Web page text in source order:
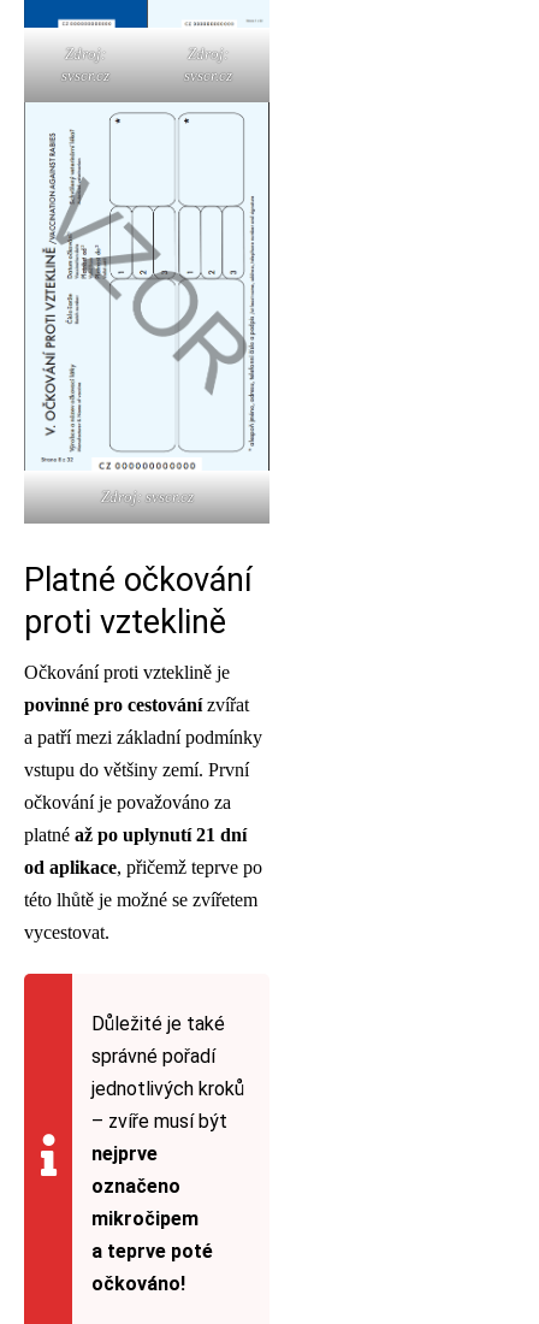
Zdroj:
svscr.cz
Zdroj:
svscr.cz
Zdroj: svscr.cz
Platné očkování
proti vzteklině
Očkování proti vzteklině je
povinné pro cestovánízvířat
a patří mezi základní podmínky
vstupu do většiny zemí. První
očkování je považováno za
platné až po uplynutí 21 dní
od aplikace, přičemž teprve po
této lhůtě je možné se zvířetem
vycestovat.
Důležité je také
správné pořadí
jednotlivých kroků
– zvíře musí být
nejprve
označeno
mikročipem
a teprve poté
očkováno!